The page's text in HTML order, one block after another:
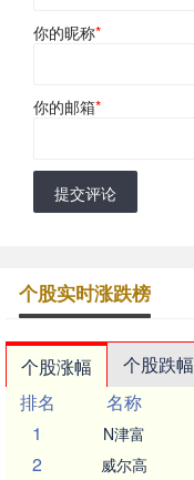
你的昵称*
你的邮箱*
提交评论
个股实时涨跌榜
个股涨幅 个股跌幅
排名
名称
1
N津富
2 威尔高